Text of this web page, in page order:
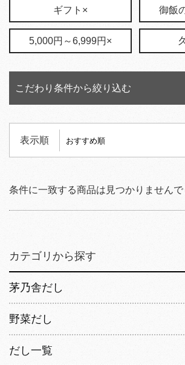
ギフト× 御飯
5,000円～6,999円×
こだわり条件から絞り込む
表示順
条件に一致する商品は見つかりませんで
カテゴリから探す
茅乃舎だし
野菜だし
だし一覧